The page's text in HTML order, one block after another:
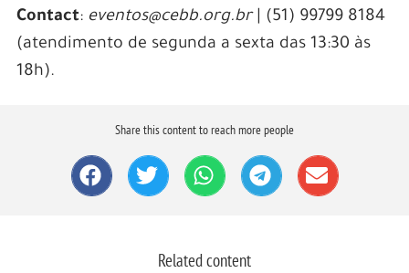
Contact: eventos@cebb.org.br| (51) 99799 8184
(atendimento de segunda a sexta das 13:30 às
18h).
Share this content to reach more people
Related content